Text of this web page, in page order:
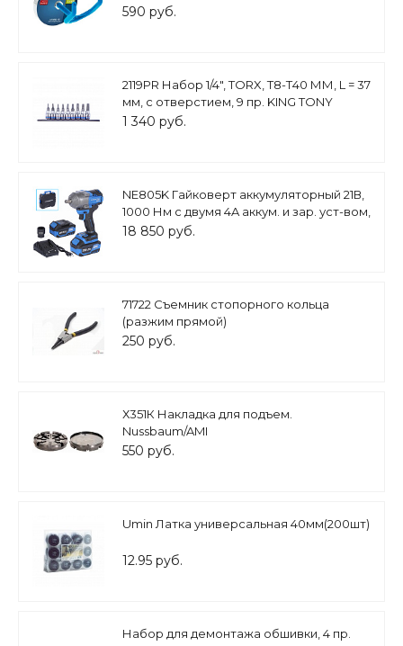
590 руб.
2119PR Набор 1/4", TORX, Т8-Т40 ММ, L = 37
мм, с отверстием, 9 пр. KING TONY
1 340 руб.
NE805K Гайковерт аккумуляторный 21В,
1000 Нм с двумя 4A аккум. и зар. уст-вом,
в кейсе
18 850 руб.
71722 Съемник стопорного кольца
(разжим прямой)
250 руб.
Х351К Накладка для подъем.
Nussbaum/AMI
550 руб.
Umin Латка универсальная 40мм(200шт)
12.95 руб.
Набор для демонтажа обшивки, 4 пр.